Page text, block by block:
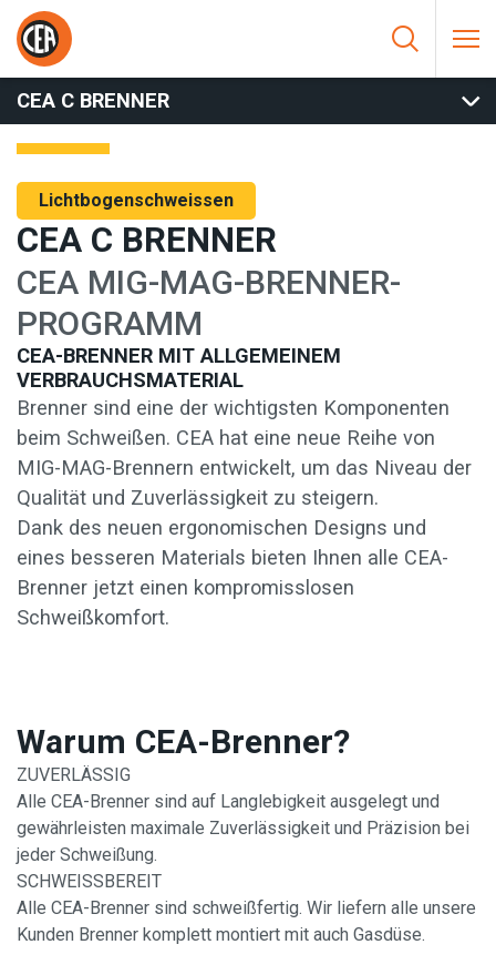
Zum Inhalt springen
HOME/
CEA C BRENNER
CEA C BRENNER
Lichtbogenschweissen
CEA C BRENNER
CEA MIG-MAG-BRENNER-
PROGRAMM
CEA-BRENNER MIT ALLGEMEINEM
VERBRAUCHSMATERIAL
Brenner sind eine der wichtigsten Komponenten
beim Schweißen. CEA hat eine neue Reihe von
MIG-MAG-Brennern entwickelt, um das Niveau der
Qualität und Zuverlässigkeit zu steigern.
Dank des neuen ergonomischen Designs und
eines besseren Materials bieten Ihnen alle CEA-
Brenner jetzt einen kompromisslosen
Schweißkomfort.
Warum CEA-Brenner?
ZUVERLÄSSIG
Alle CEA-Brenner sind auf Langlebigkeit ausgelegt und
gewährleisten maximale Zuverlässigkeit und Präzision bei
jeder Schweißung.
SCHWEISSBEREIT
Alle CEA-Brenner sind schweißfertig. Wir liefern alle unsere
Kunden Brenner komplett montiert mit auch Gasdüse.